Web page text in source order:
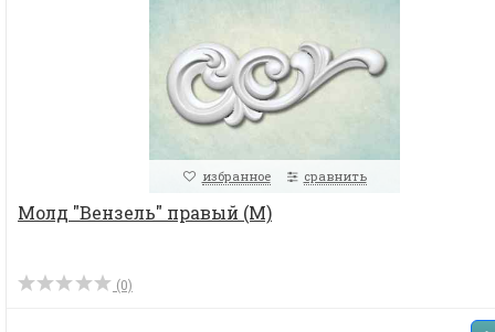
избранное сравнить
Молд "Вензель" правый (M)
(0)